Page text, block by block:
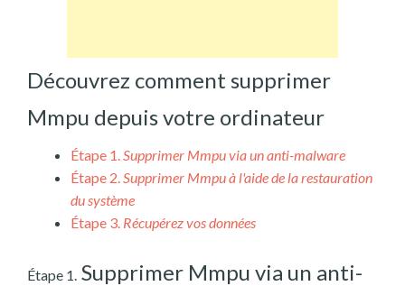
Découvrez comment supprimer
Mmpu depuis votre ordinateur
Étape 1.Supprimer Mmpu via un anti-malware
Étape 2.Supprimer Mmpu à l'aide de la restauration
du système
Étape 3. Récupérez vos données
Étape 1. Supprimer Mmpu via un anti-